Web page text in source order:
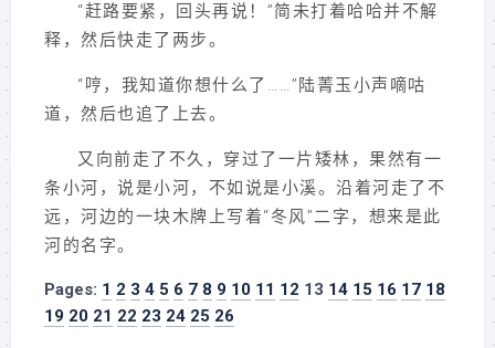
“赶路要紧，回头再说！”简未打着哈哈并不解
释，然后快走了两步。
“哼，我知道你想什么了……”陆菁玉小声嘀咕
道，然后也追了上去。
又向前走了不久，穿过了一片矮林，果然有一
条小河，说是小河，不如说是小溪。沿着河走了不
远，河边的一块木牌上写着“冬风”二字，想来是此
河的名字。
Pages: 1 2 3 4 5 6 7 8 9 10 11 12 13 14 15 16 17 18
19 20 21 22 23 24 25 26